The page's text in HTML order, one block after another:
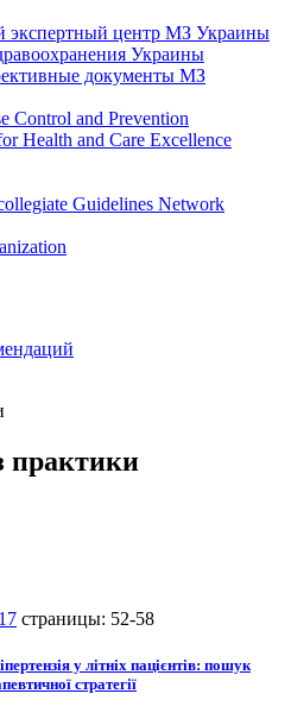
экспертный центр МЗ Украины
Украины
документы МЗ
Control and Prevention
Health and Care Excellence
Guidelines Network
практики
страницы: 52-58
у літніх пацієнтів: пошук
стратегії